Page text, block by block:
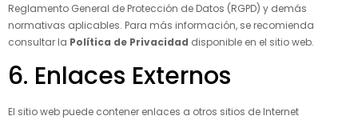
Reglamento General de Protección de Datos (RGPD) y demás
normativas aplicables. Para más información, se recomienda
consultar la Política de Privacidad disponible en el sitio web.
6. Enlaces Externos
El sitio web puede contener enlaces a otros sitios de Internet